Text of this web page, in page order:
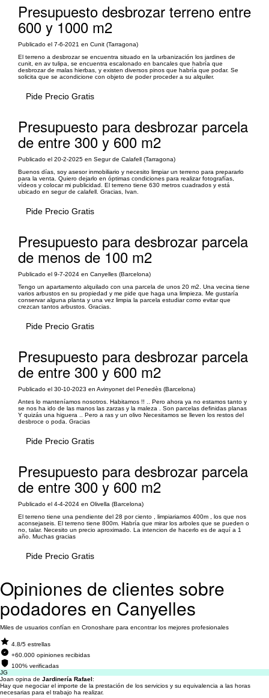
Presupuesto desbrozar terreno entre
600 y 1000 m2
Publicado el 7-6-2021 en Cunit (Tarragona)
El terreno a desbrozar se encuentra situado en la urbanización los jardines de
cunit, en av tulipa, se encuentra escalonado en bancales que habría que
desbrozar de malas hierbas, y existen diversos pinos que habría que podar. Se
solicita que se acondicione con objeto de poder proceder a su alquiler.
Pide Precio Gratis
Presupuesto para desbrozar parcela
de entre 300 y 600 m2
Publicado el 20-2-2025 en Segur de Calafell (Tarragona)
Buenos días, soy asesor inmobiliario y necesito limpiar un terreno para prepararlo
para la venta. Quiero dejarlo en óptimas condiciones para realizar fotografías,
vídeos y colocar mi publicidad. El terreno tiene 630 metros cuadrados y está
ubicado en segur de calafell. Gracias, Ivan.
Pide Precio Gratis
Presupuesto para desbrozar parcela
de menos de 100 m2
Publicado el 9-7-2024 en Canyelles (Barcelona)
Tengo un apartamento alquilado con una parcela de unos 20 m2. Una vecina tiene
varios arbustos en su propiedad y me pide que haga una limpieza. Me gustaría
conservar alguna planta y una vez limpia la parcela estudiar como evitar que
crezcan tantos arbustos. Gracias.
Pide Precio Gratis
Presupuesto para desbrozar parcela
de entre 300 y 600 m2
Publicado el 30-10-2023 en Avinyonet del Penedès (Barcelona)
Antes lo manteníamos nosotros. Habitamos !! .. Pero ahora ya no estamos tanto y
se nos ha ido de las manos las zarzas y la maleza . Son parcelas definidas planas
Y quizás una higuera .. Pero a ras y un olivo Necesitamos se lleven los restos del
desbroce o poda. Gracias
Pide Precio Gratis
Presupuesto para desbrozar parcela
de entre 300 y 600 m2
Publicado el 4-4-2024 en Olivella (Barcelona)
El terreno tiene una pendiente del 28 por ciento , limpiariamos 400m , los que nos
aconsejaseis. El terreno tiene 800m. Habría que mirar los arboles que se pueden o
no, talar. Necesito un precio aproximado. La intencion de hacerlo es de aquí a 1
año. Muchas gracias
Pide Precio Gratis
Opiniones de clientes sobre
podadores en Canyelles
Miles de usuarios confían en Cronoshare para encontrar los mejores profesionales
4.8/5 estrellas
+60.000 opiniones recibidas
100% verificadas
JG
Joan opina de Jardinería Rafael:
Hay que negociar el importe de la prestación de los servicios y su equivalencia a las horas
necesarias para el trabajo ha realizar.